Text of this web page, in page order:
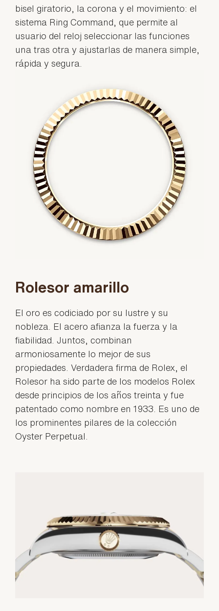
bisel giratorio, la corona y el movimiento: el
sistema Ring Command, que permite al
usuario del reloj seleccionar las funciones
una tras otra y ajustarlas de manera simple,
rápida y segura.
Rolesor amarillo
El oro es codiciado por su lustre y su
nobleza. El acero afianza la fuerza y la
fiabilidad. Juntos, combinan
armoniosamente lo mejor de sus
propiedades. Verdadera firma de Rolex, el
Rolesor ha sido parte de los modelos Rolex
desde principios de los años treinta y fue
patentado como nombre en 1933. Es uno de
los prominentes pilares de la colección
Oyster Perpetual.